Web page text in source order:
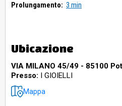
Prolungamento: 3 min
Ubicazione
VIA MILANO 45/49 - 85100
Presso: I GIOIELLI
Mappa